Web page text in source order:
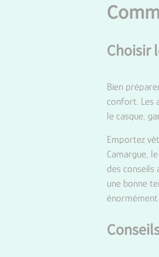
Choisir
Bien
confort. Les
le casque,
Emportez
Camargue,
des conseils
une bonne